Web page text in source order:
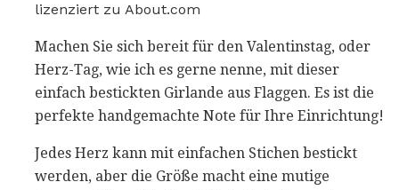
lizenziert zu About.com
Machen Sie sich bereit für den Valentinstag, oder
Herz-Tag, wie ich es gerne nenne, mit dieser
einfach bestickten Girlande aus Flaggen. Es ist die
perfekte handgemachte Note für Ihre Einrichtung!
Jedes Herz kann mit einfachen Stichen bestickt
werden, aber die Größe macht eine mutige